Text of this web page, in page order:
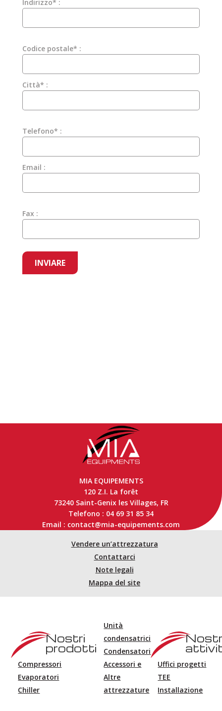
Indirizzo* :
Codice postale* :
Città* :
Telefono* :
Email :
Fax :
MIA EQUIPEMENTS
120 Z.I. La forêt
73240 Saint-Genix les Villages, FR
Telefono : 04 69 31 85 34
Email : contact@mia-equipements.com
Vendere un’attrezzatura
Contattarci
Note legali
Mappa del site
Nostri
prodotti
Compressori
Evaporatori
Chiller
Unità
condensatrici
Condensatori
Accessori e
Altre
attrezzature
Uffici progetti
TEE
Installazione